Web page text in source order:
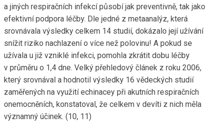
a jiných respiračních infekcí působí jak preventivně, tak jako
efektivní podpora léčby. Dle jedné z metaanalýz, která
srovnávala výsledky celkem 14 studií, dokázalo její užívání
snížit riziko nachlazení o více než polovinu! A pokud se
užívala u již vzniklé infekci, pomohla zkrátit dobu léčby
v průměru o 1,4 dne. Velký přehledový článek z roku 2006,
který srovnával a hodnotil výsledky 16 vědeckých studií
zaměřených na využití echinacey při akutních respiračních
onemocněních, konstatoval, že celkem v devíti z nich měla
významný účinek. (10, 11)